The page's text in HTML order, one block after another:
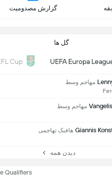
گزارش مصدومیت
گل ها
UEFA Europa
Cup
مهاجم وسط
مهاجم وسط
Giannis هافبک تهاجمی
دیدن همه
Qualifiers